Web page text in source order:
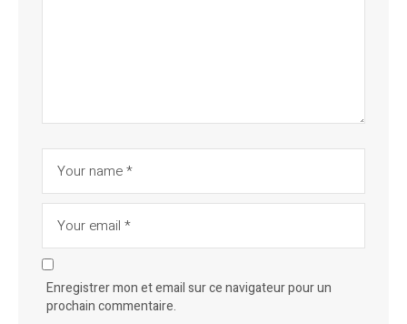
Enregistrer mon et email sur ce navigateur pour un
prochain commentaire.